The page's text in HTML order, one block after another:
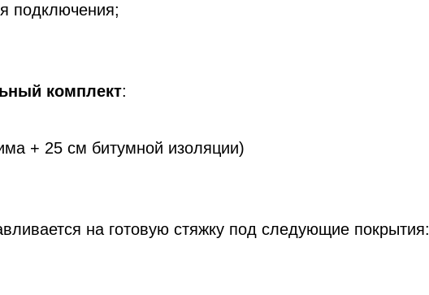
подключения;
комплект:
+ 25 см битумной изоляции)
на готовую стяжку под следующие покрытия: